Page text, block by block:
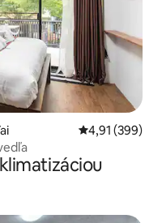
Priemerné
4,91 (399)